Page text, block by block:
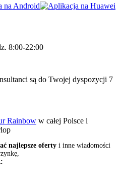
8:00-22:00
są do Twojej dyspozycji 7
Rainbow w całej Polsce i
najlepsze oferty i inne wiadomości